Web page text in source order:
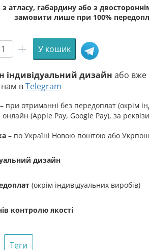
атласу, габардину або з
замовити лише при 100%
Прапор
ОМБр
1
охорони
«Перемога
там
злагодженість»
кількість
У кошик
індивідуальний дизайн або вже
вTelegram
– при отриманні без передоплат (окрім
онлайн (Apple Pay, Google Pay), за
– по Україні Новою поштою або
дизайн
(окрім індивідуальних виробів)
контролю якості
Теги